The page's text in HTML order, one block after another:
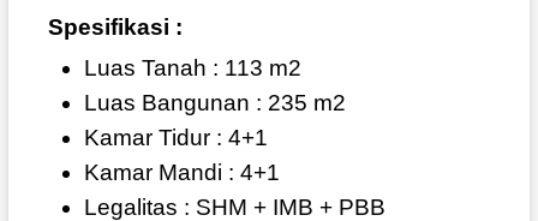
Spesifikasi :
Luas Tanah : 113 m2
Luas Bangunan : 235 m2
Kamar Tidur : 4+1
Kamar Mandi : 4+1
Legalitas : SHM + IMB + PBB